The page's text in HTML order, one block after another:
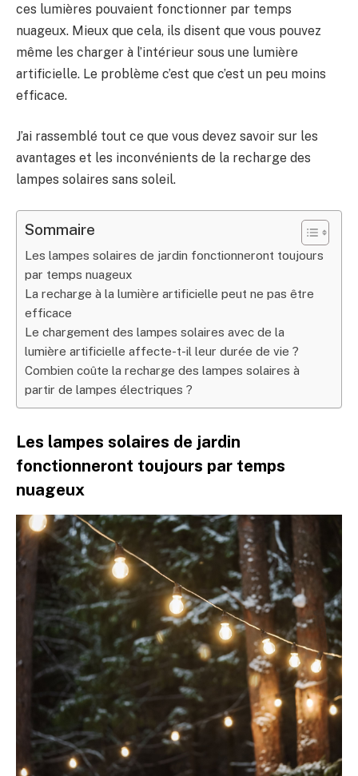
ces lumières pouvaient fonctionner par temps
nuageux. Mieux que cela, ils disent que vous pouvez
même les charger à l’intérieur sous une lumière
artificielle. Le problème c’est que c’est un peu moins
efficace.
J’ai rassemblé tout ce que vous devez savoir sur les
avantages et les inconvénients de la recharge des
lampes solaires sans soleil.
Sommaire
Les lampes solaires de jardin fonctionneront toujours
par temps nuageux
La recharge à la lumière artificielle peut ne pas être
efficace
Le chargement des lampes solaires avec de la
lumière artificielle affecte-t-il leur durée de vie ?
Combien coûte la recharge des lampes solaires à
partir de lampes électriques ?
Les lampes solaires de jardin
fonctionneront toujours par temps
nuageux